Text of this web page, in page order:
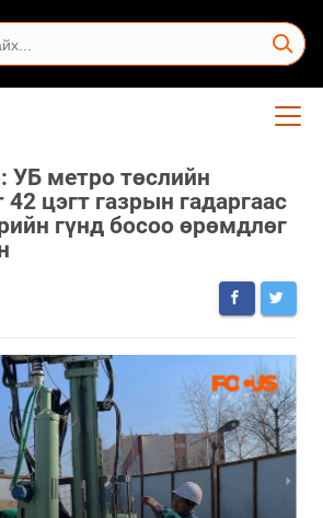
УБ метро төслийн
цэгт газрын гадаргаас
гүнд босоо өрөмдлөг